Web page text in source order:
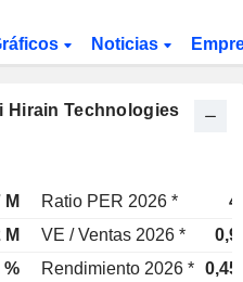
Noticias
Hirain Technologies
M Ratio PER 2026 *
M VE / Ventas 2026 *
% Rendimiento 2026 * 0,45